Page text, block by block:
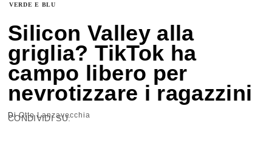
VERDE E BLU
Silicon Valley alla
griglia? TikTok ha
campo libero per
nevrotizzare i ragazzini
DiOtto Lanzavecchia
CONDIVIDI SU: